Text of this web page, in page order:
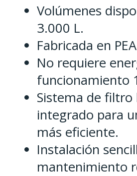
Volúmenes
3.000 L.
Fabricada en
No requiere
funcionamiento
Sistema de filtro
integrado para
más eficiente.
Instalación
mantenimiento